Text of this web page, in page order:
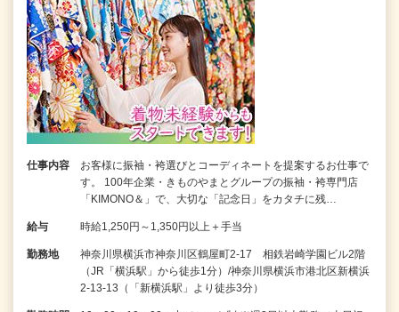
仕事内容
お客様に振袖・袴選びとコーディネートを提案するお仕事で
す。 100年企業・きものやまとグループの振袖・袴専門店
「KIMONO＆」で、大切な「記念日」をカタチに残…
給与 時給1,250円～1,350円以上＋手当
勤務地
神奈川県横浜市神奈川区鶴屋町2-17 相鉄岩崎学園ビル2階
（JR「横浜駅」から徒歩1分）/神奈川県横浜市港北区新横浜
2-13-13（「新横浜駅」より徒歩3分）